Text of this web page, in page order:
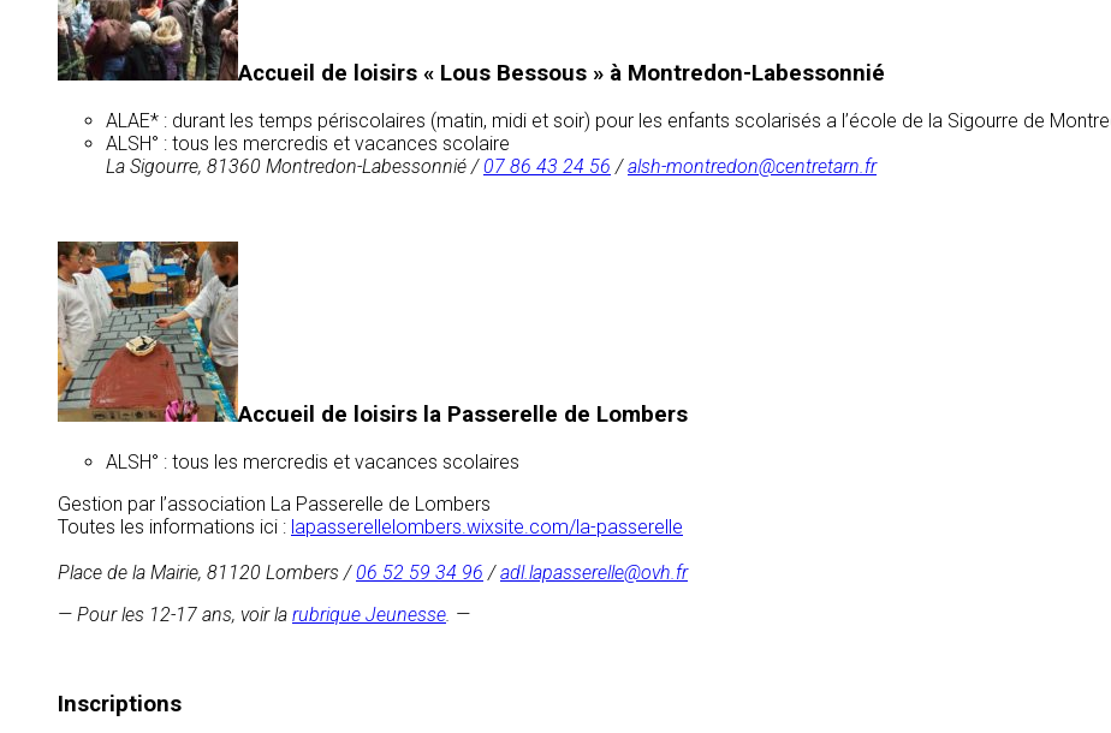
Accueil de loisirs « Lous Bessous » à Montredon-Labessonnié
ALAE* : durant les temps périscolaires (matin, midi et soir) pour les enfants scolarisés a l’école de la Sigourre de
ALSH° : tous les mercredis et vacances scolaire
La Sigourre, 81360 Montredon-Labessonnié /07 86 43 24 56 /alsh-montredon@centretarn.fr
Accueil de loisirs la Passerelle de Lombers
ALSH° : tous les mercredis et vacances scolaires
Gestion par l’association La Passerelle de Lombers
Toutes les informations ici : lapasserellelombers.wixsite.com/la-passerelle
Place de la Mairie, 81120 Lombers /06 52 59 34 96 /adl.lapasserelle@ovh.fr
— Pour les 12-17 ans, voir la rubrique Jeunesse. —
Inscriptions